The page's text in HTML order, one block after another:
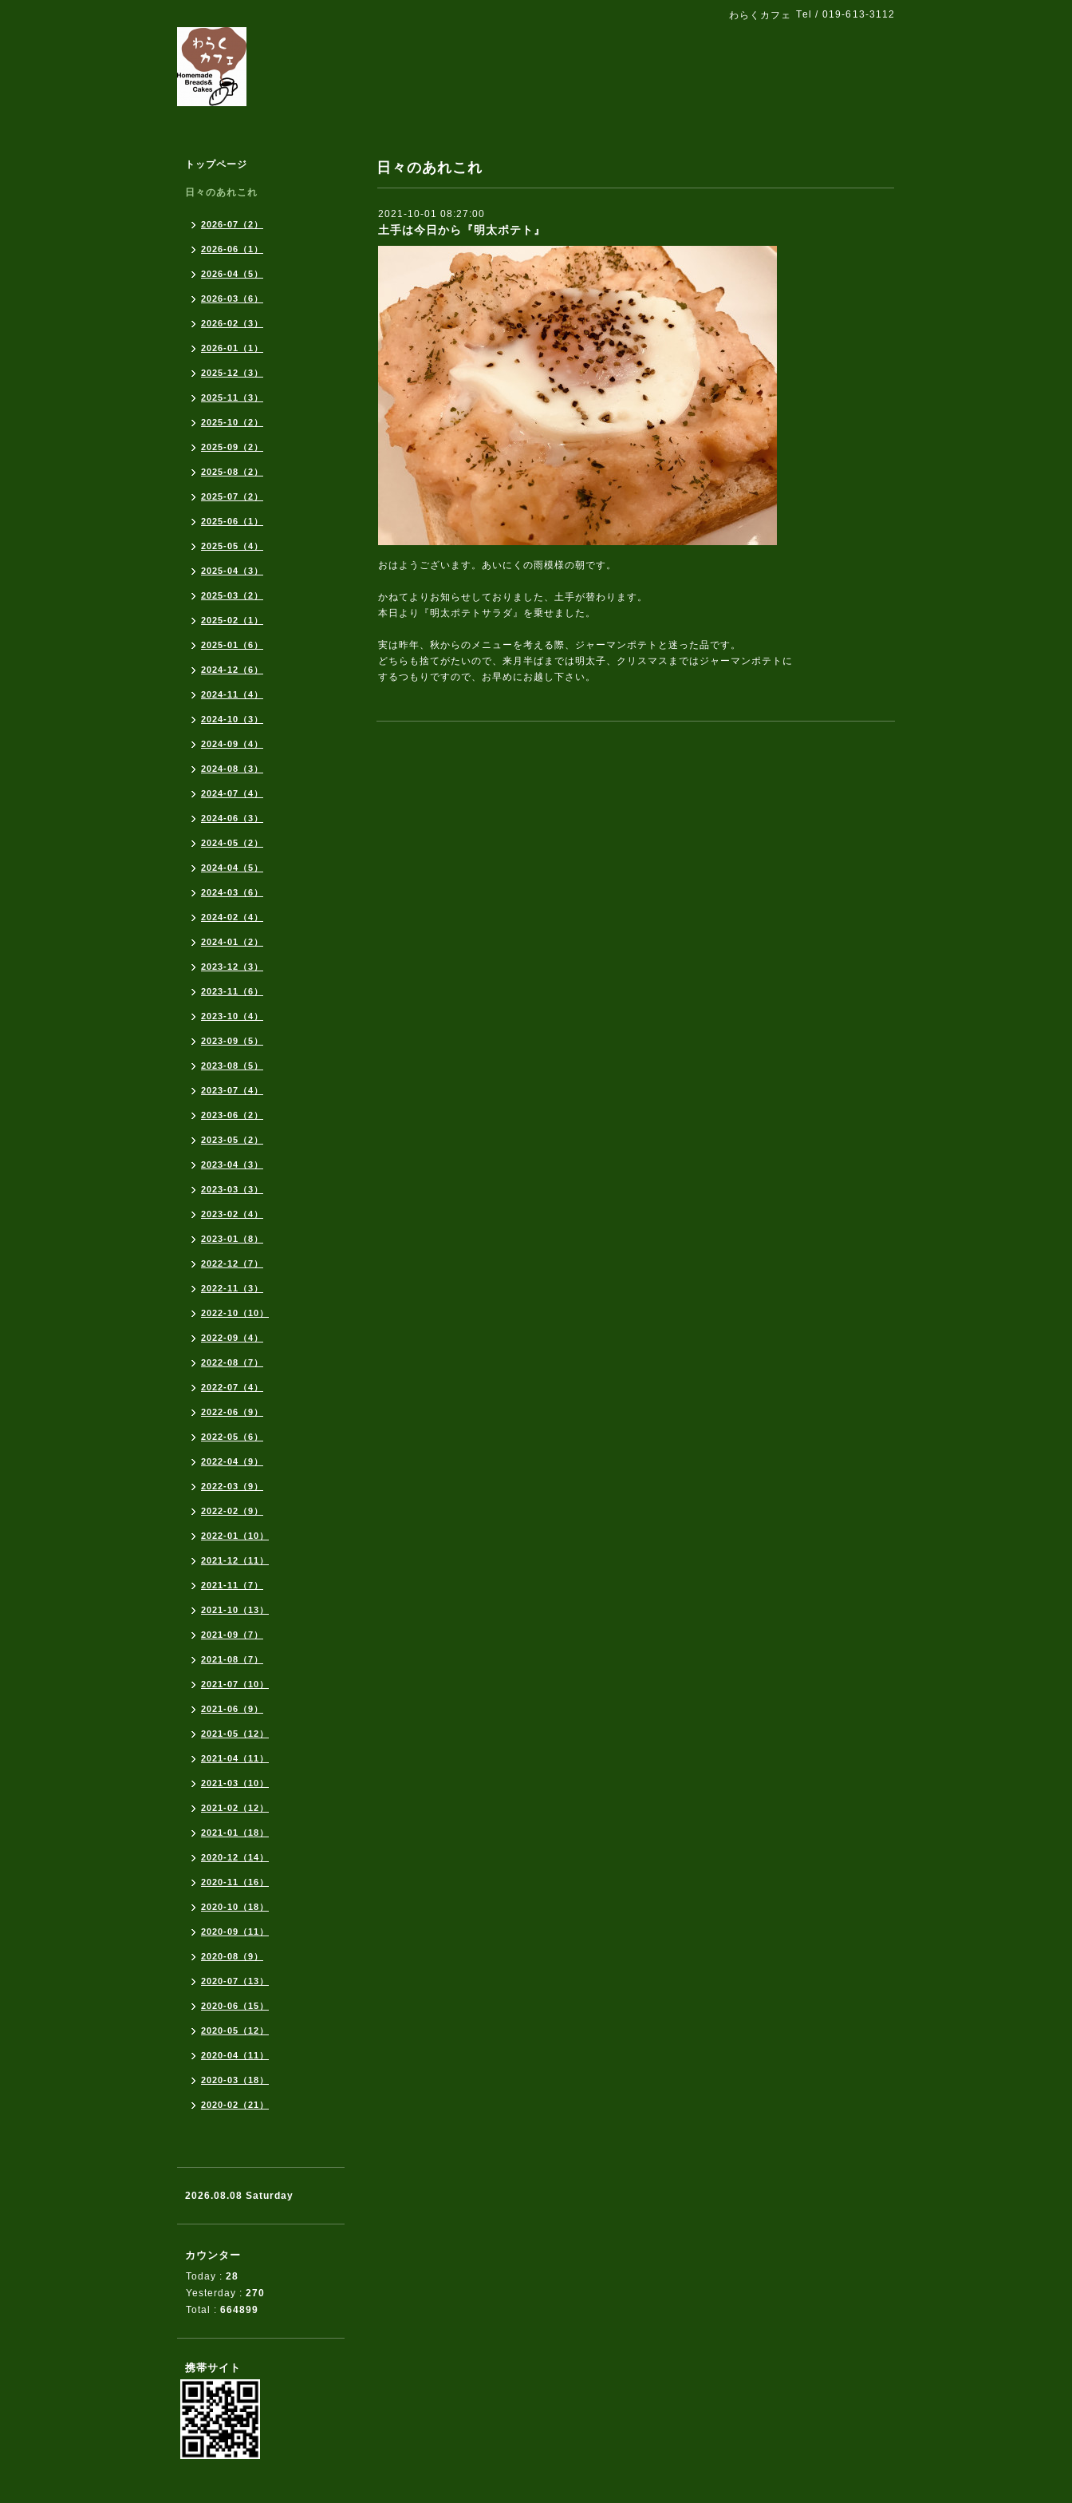
わらくカフェ Tel / 019-613-3112
日々のあれこれ
2021-10-01 08:27:00
土手は今日から『明太ポテト』
おはようございます。あいにくの雨模様の朝です。
かねてよりお知らせしておりました、土手が替わります。
本日より『明太ポテトサラダ』を乗せました。
実は昨年、秋からのメニューを考える際、ジャーマンポテトと迷った品です。
どちらも捨てがたいので、来月半ばまでは明太子、クリスマスまではジャーマンポテトに
するつもりですので、お早めにお越し下さい。
トップページ
日々のあれこれ
2026-07（2）
2026-06（1）
2026-04（5）
2026-03（6）
2026-02（3）
2026-01（1）
2025-12（3）
2025-11（3）
2025-10（2）
2025-09（2）
2025-08（2）
2025-07（2）
2025-06（1）
2025-05（4）
2025-04（3）
2025-03（2）
2025-02（1）
2025-01（6）
2024-12（6）
2024-11（4）
2024-10（3）
2024-09（4）
2024-08（3）
2024-07（4）
2024-06（3）
2024-05（2）
2024-04（5）
2024-03（6）
2024-02（4）
2024-01（2）
2023-12（3）
2023-11（6）
2023-10（4）
2023-09（5）
2023-08（5）
2023-07（4）
2023-06（2）
2023-05（2）
2023-04（3）
2023-03（3）
2023-02（4）
2023-01（8）
2022-12（7）
2022-11（3）
2022-10（10）
2022-09（4）
2022-08（7）
2022-07（4）
2022-06（9）
2022-05（6）
2022-04（9）
2022-03（9）
2022-02（9）
2022-01（10）
2021-12（11）
2021-11（7）
2021-10（13）
2021-09（7）
2021-08（7）
2021-07（10）
2021-06（9）
2021-05（12）
2021-04（11）
2021-03（10）
2021-02（12）
2021-01（18）
2020-12（14）
2020-11（16）
2020-10（18）
2020-09（11）
2020-08（9）
2020-07（13）
2020-06（15）
2020-05（12）
2020-04（11）
2020-03（18）
2020-02（21）
2026.08.08 Saturday
カウンター
Today : 28
Yesterday : 270
Total : 664899
携帯サイト